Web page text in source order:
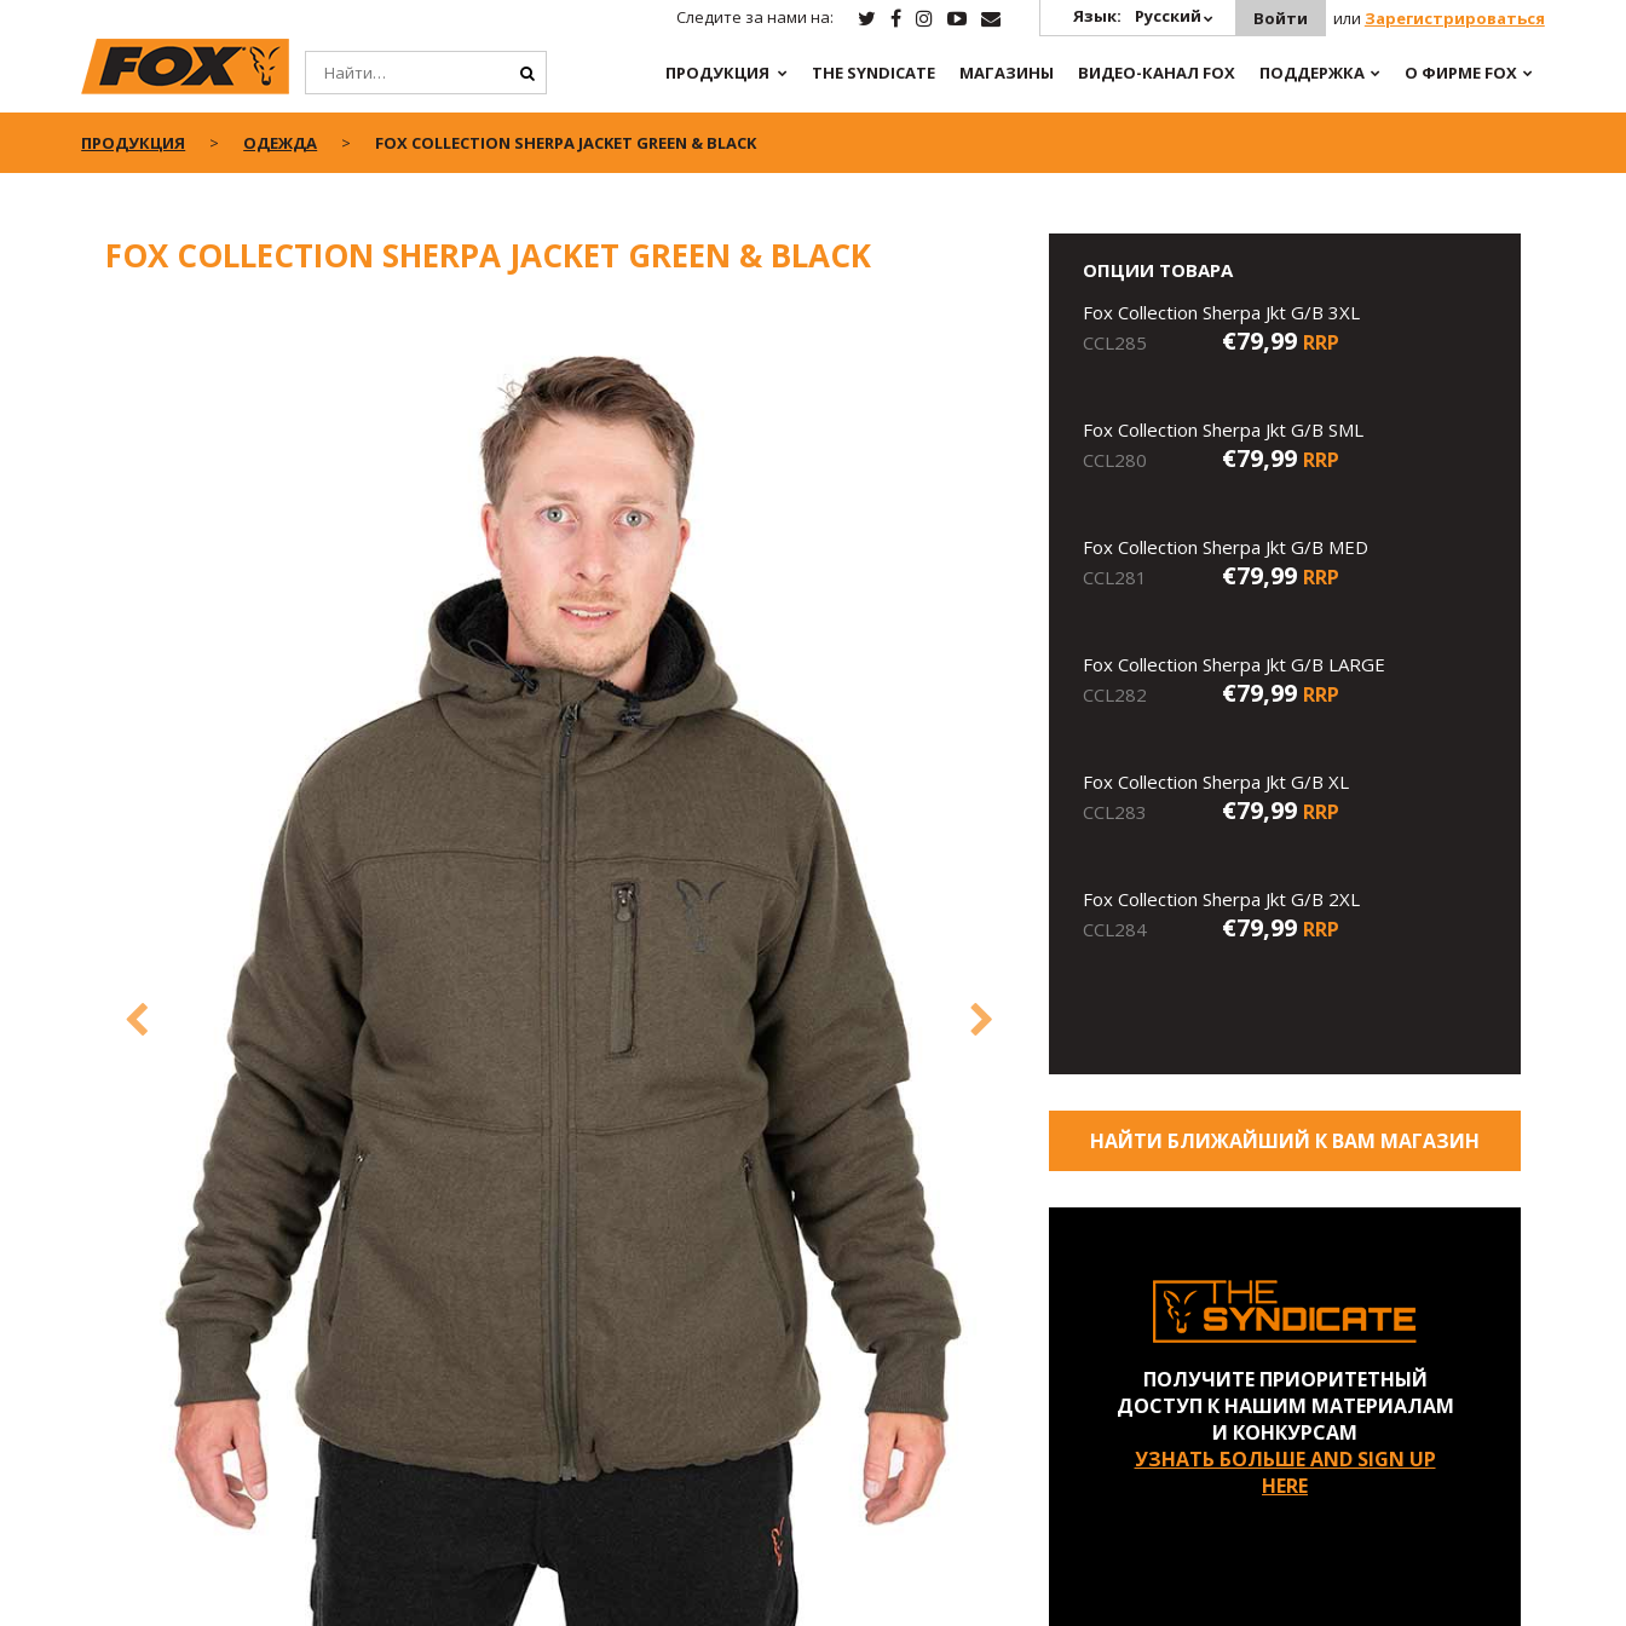
Следите за нами на: Язык: Русский Войти или Зарегистрироваться
ПРОДУКЦИЯ THE SYNDICATE МАГАЗИНЫ ВИДЕО-КАНАЛ FOX ПОДДЕРЖКА О ФИРМЕ FOX
ПРОДУКЦИЯ ОДЕЖДА FOX COLLECTION SHERPA JACKET GREEN & BLACK
FOX COLLECTION SHERPA JACKET GREEN & BLACK
ОПЦИИ ТОВАРА
Fox Collection Sherpa Jkt G/B 3XL
CCL285
€79,99 RRP
Fox Collection Sherpa Jkt G/B SML
CCL280
€79,99 RRP
Fox Collection Sherpa Jkt G/B MED
CCL281
€79,99 RRP
Fox Collection Sherpa Jkt G/B LARGE
CCL282
€79,99 RRP
Fox Collection Sherpa Jkt G/B XL
CCL283
€79,99 RRP
Fox Collection Sherpa Jkt G/B 2XL
CCL284
€79,99 RRP
НАЙТИ БЛИЖАЙШИЙ К ВАМ МАГАЗИН
ПОЛУЧИТЕ ПРИОРИТЕТНЫЙ
ДОСТУП К НАШИМ МАТЕРИАЛАМ
И КОНКУРСАМ
УЗНАТЬ БОЛЬШЕ AND SIGN UP
HERE